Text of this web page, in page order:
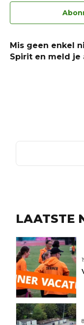
Mis geen enkel
Spirit en meld je
LAATSTE